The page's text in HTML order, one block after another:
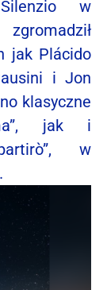
w
jak Plácido
i Jon
klasyczne
jak i
w